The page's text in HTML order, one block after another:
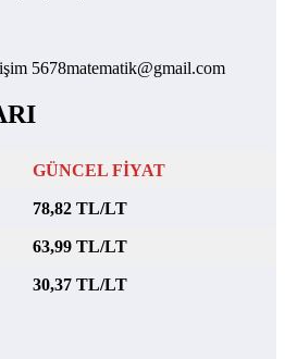
5678matematik@gmail.com
GÜNCEL FİYAT
78,82 TL/LT
63,99 TL/LT
30,37 TL/LT